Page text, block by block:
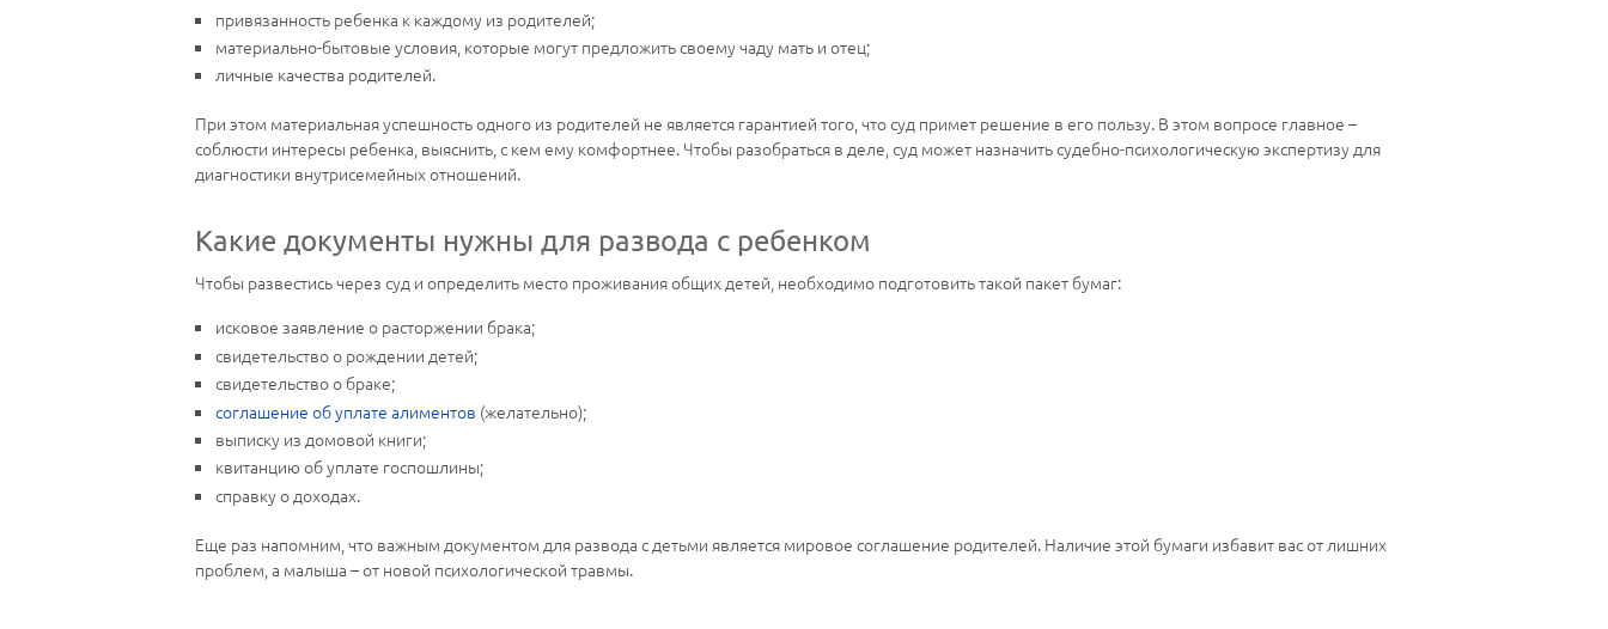
привязанность ребенка к каждому из родителей;
материально-бытовые условия, которые могут предложить своему чаду мать и отец;
личные качества родителей.
При этом материальная успешность одного из родителей не является гарантией того, что суд примет решение в его пользу. В этом вопросе главное –
соблюсти интересы ребенка, выяснить, с кем ему комфортнее. Чтобы разобраться в деле, суд может назначить судебно-психологическую экспертизу для
диагностики внутрисемейных отношений.
Какие документы нужны для развода с ребенком
Чтобы развестись через суд и определить место проживания общих детей, необходимо подготовить такой пакет бумаг:
исковое заявление о расторжении брака;
свидетельство о рождении детей;
свидетельство о браке;
соглашение об уплате алиментов (желательно);
выписку из домовой книги;
квитанцию об уплате госпошлины;
справку о доходах.
Еще раз напомним, что важным документом для развода с детьми является мировое соглашение родителей. Наличие этой бумаги избавит вас от лишних
проблем, а малыша – от новой психологической травмы.